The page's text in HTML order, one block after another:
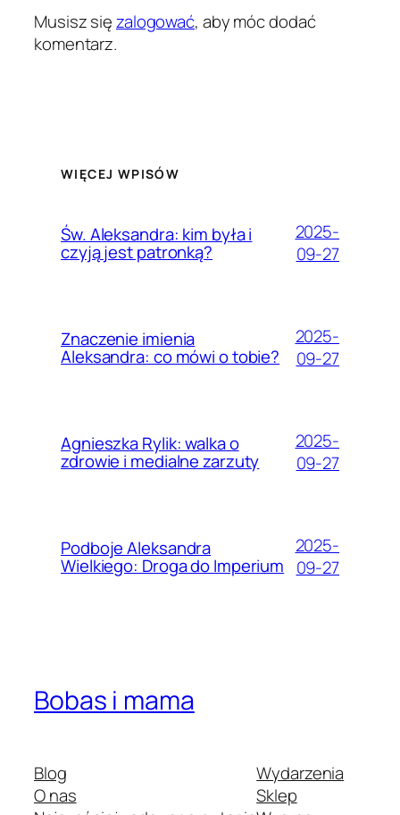
Musisz sięzalogować, aby móc dodać
komentarz.
WIĘCEJ WPISÓW
Św. Aleksandra: kim była i
czyją jest patronką?
2025-
09-27
Znaczenie imienia
Aleksandra: co mówi o tobie?
2025-
09-27
Agnieszka Rylik: walka o
zdrowie i medialne zarzuty
2025-
09-27
Podboje Aleksandra
Wielkiego: Droga do Imperium
2025-
09-27
Bobas i mama
Blog
O nas
Wydarzenia
Sklep